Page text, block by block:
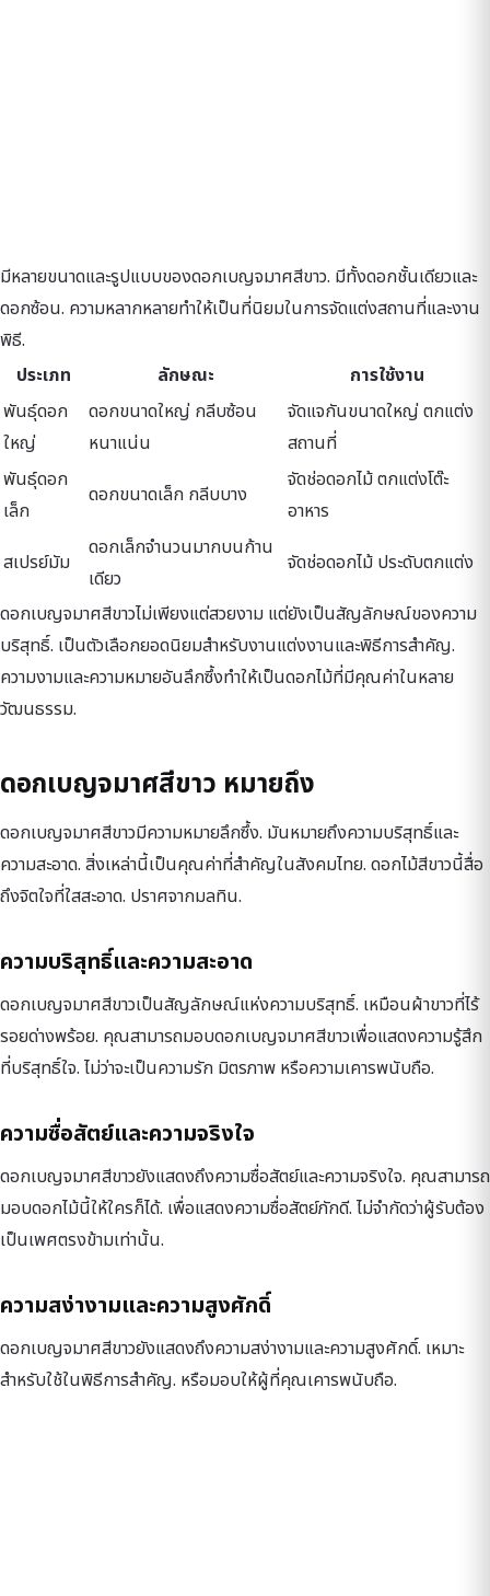
มีหลายขนาดและรูปแบบของดอกเบญจมาศสีขาว. มีทั้งดอกชั้นเดียวและ
ดอกซ้อน. ความหลากหลายทำให้เป็นที่นิยมในการจัดแต่งสถานที่และงาน
พิธี.
ประเภท
ลักษณะ
การใช้งาน
พันธุ์ดอก
ใหญ่
ดอกขนาดใหญ่ กลีบซ้อน
หนาแน่น
จัดแจกันขนาดใหญ่ ตกแต่ง
สถานที่
พันธุ์ดอก
เล็ก
ดอกขนาดเล็ก กลีบบาง
จัดช่อดอกไม้ ตกแต่งโต๊ะ
อาหาร
สเปรย์มัม
ดอกเล็กจำนวนมากบนก้าน
เดียว
จัดช่อดอกไม้ ประดับตกแต่ง
ดอกเบญจมาศสีขาวไม่เพียงแต่สวยงาม แต่ยังเป็นสัญลักษณ์ของความ
บริสุทธิ์. เป็นตัวเลือกยอดนิยมสำหรับงานแต่งงานและพิธีการสำคัญ.
ความงามและความหมายอันลึกซึ้งทำให้เป็นดอกไม้ที่มีคุณค่าในหลาย
วัฒนธรรม.
ดอกเบญจมาศสีขาว หมายถึง
ดอกเบญจมาศสีขาวมีความหมายลึกซึ้ง. มันหมายถึงความบริสุทธิ์และ
ความสะอาด. สิ่งเหล่านี้เป็นคุณค่าที่สำคัญในสังคมไทย. ดอกไม้สีขาวนี้สื่อ
ถึงจิตใจที่ใสสะอาด. ปราศจากมลทิน.
ความบริสุทธิ์และความสะอาด
ดอกเบญจมาศสีขาวเป็นสัญลักษณ์แห่งความบริสุทธิ์. เหมือนผ้าขาวที่ไร้
รอยด่างพร้อย. คุณสามารถมอบดอกเบญจมาศสีขาวเพื่อแสดงความรู้สึก
ที่บริสุทธิ์ใจ. ไม่ว่าจะเป็นความรัก มิตรภาพ หรือความเคารพนับถือ.
ความซื่อสัตย์และความจริงใจ
ดอกเบญจมาศสีขาวยังแสดงถึงความซื่อสัตย์และความจริงใจ. คุณสามารถ
มอบดอกไม้นี้ให้ใครก็ได้. เพื่อแสดงความซื่อสัตย์ภักดี. ไม่จำกัดว่าผู้รับต้อง
เป็นเพศตรงข้ามเท่านั้น.
ความสง่างามและความสูงศักดิ์
ดอกเบญจมาศสีขาวยังแสดงถึงความสง่างามและความสูงศักดิ์. เหมาะ
สำหรับใช้ในพิธีการสำคัญ. หรือมอบให้ผู้ที่คุณเคารพนับถือ.